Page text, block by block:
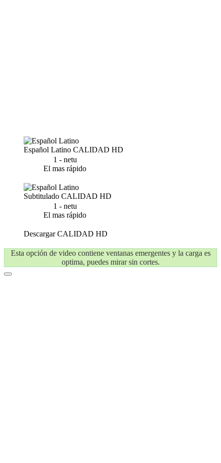
Español Latino CALIDAD HD
1 - netu
El mas rápido
Subtitulado CALIDAD HD
1 - netu
El mas rápido
DescargarCALIDAD HD
Esta opción de video contiene ventanas emergentes y la carga es
optima, puedes mirar sin cortes.